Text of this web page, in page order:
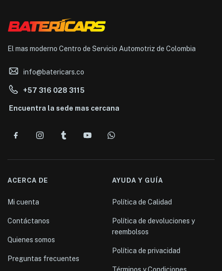
El mas moderno Centro de Servicio Automotriz de Colombia
info@batericars.co
+57 316 028 3115
Encuentra la sede mas cercana
ACERCA DE
Mi cuenta
Contáctanos
Quienes somos
Preguntas frecuentes
AYUDA Y GUÍA
Política de Calidad
Política de devoluciones y
reembolsos
Política de privacidad